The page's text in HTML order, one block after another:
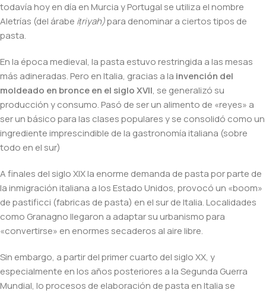
todavía hoy en día en Murcia y Portugal se utiliza el nombre
Aletrías (del árabe iṭriyah)para denominar a ciertos tipos de
pasta.
En la época medieval, la pasta estuvo restringida a las mesas
más adineradas. Pero en Italia, gracias a la invención del
moldeado en bronce en el siglo XVII, se generalizó su
producción y consumo. Pasó de ser un alimento de «reyes» a
ser un básico para las clases populares y se consolidó como un
ingrediente imprescindible de la gastronomía italiana (sobre
todo en el sur)
A finales del siglo XIX la enorme demanda de pasta por parte de
la inmigración italiana a los Estado Unidos, provocó un «boom»
de pastificci (fabricas de pasta) en el sur de Italia. Localidades
como Granagno llegaron a adaptar su urbanismo para
«convertirse» en enormes secaderos al aire libre.
Sin embargo, a partir del primer cuarto del siglo XX, y
especialmente en los años posteriores a la Segunda Guerra
Mundial, lo procesos de elaboración de pasta en Italia se